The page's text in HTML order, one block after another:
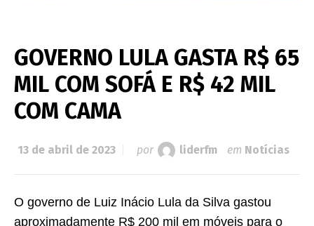
GOVERNO LULA GASTA R$ 65
MIL COM SOFÁ E R$ 42 MIL
COM CAMA
13 de abril de 2023 por liderfm em Notícias
O governo de Luiz Inácio Lula da Silva gastou
aproximadamente R$ 200 mil em móveis para o